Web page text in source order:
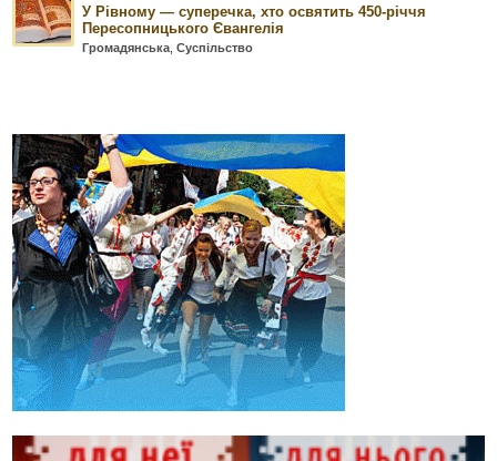
У Рівному — суперечка, хто освятить 450-річчя
Пересопницького Євангелія
Громадянська ,Суспільство